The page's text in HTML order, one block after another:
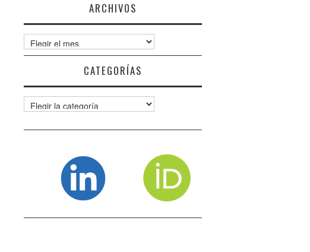
ARCHIVOS
Archivos
CATEGORÍAS
Categorías